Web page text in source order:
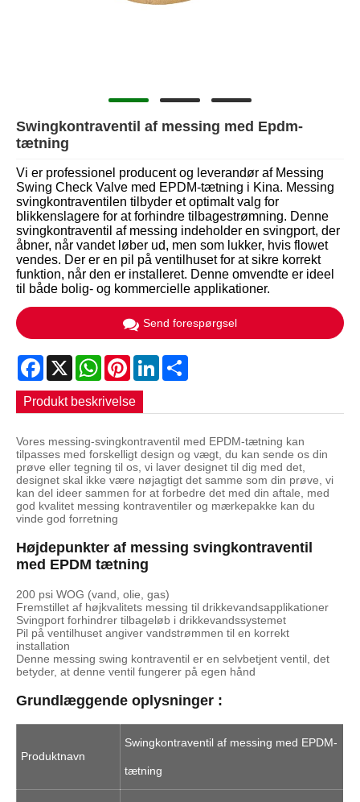
Swingkontraventil af messing med Epdm-
tætning
Vi er professionel producent og leverandør af Messing
Swing Check Valve med EPDM-tætning i Kina. Messing
svingkontraventilen tilbyder et optimalt valg for
blikkenslagere for at forhindre tilbagestrømning. Denne
svingkontraventil af messing indeholder en svingport, der
åbner, når vandet løber ud, men som lukker, hvis flowet
vendes. Der er en pil på ventilhuset for at sikre korrekt
funktion, når den er installeret. Denne omvendte er ideel
til både bolig- og kommercielle applikationer.
Send forespørgsel
Facebook
X WhatsApp
PinterestLinkedIn
Produkt beskrivelse
Vores messing-svingkontraventil med EPDM-tætning kan
tilpasses med forskelligt design og vægt, du kan sende os din
prøve eller tegning til os, vi laver designet til dig med det,
designet skal ikke være nøjagtigt det samme som din prøve, vi
kan del ideer sammen for at forbedre det med din aftale, med
god kvalitet messing kontraventiler og mærkepakke kan du
vinde god forretning
Højdepunkter af messing svingkontraventil
med EPDM tætning
200 psi WOG (vand, olie, gas)
Fremstillet af højkvalitets messing til drikkevandsapplikationer
Svingport forhindrer tilbageløb i drikkevandssystemet
Pil på ventilhuset angiver vandstrømmen til en korrekt
installation
Denne messing swing kontraventil er en selvbetjent ventil, det
betyder, at denne ventil fungerer på egen hånd
Grundlæggende oplysninger :
Produktnavn
Swingkontraventil af messing med EPDM-
tætning